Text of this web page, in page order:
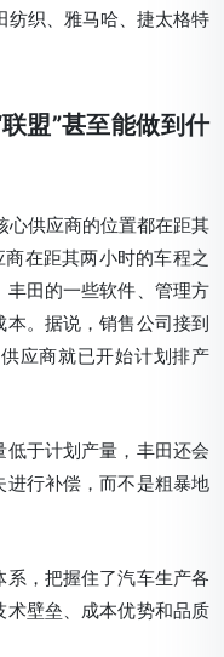
纺织、雅马哈、捷太格特
盟”甚至能做到什
心供应商的位置都在距其
在距其两小时的车程之
丰田的一些软件、管理方
。据说，销售公司接到
应商就已开始计划排产
于计划产量，丰田还会
行补偿，而不是粗暴地
，把握住了汽车生产各
壁垒、成本优势和品质